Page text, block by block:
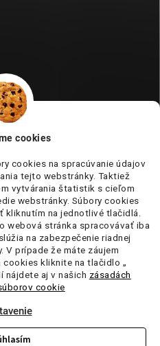
cookies
cookies na spracúvanie údajov
tejto webstránky. Taktiež
vytvárania štatistik s cieľom
webstránky. Súbory cookies
na jednotlivé tlačidlá.
webová stránka spracovávať iba
na zabezpečenie riadnej
V prípade že máte záujem
kliknite na tlačidlo „
nájdete aj v našich zásadách
cookie
vyhradené.